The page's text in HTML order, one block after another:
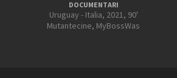
DOCUMENTARI
Uruguay - Italia, 2021, 90'
Mutantecine, MyBossWas